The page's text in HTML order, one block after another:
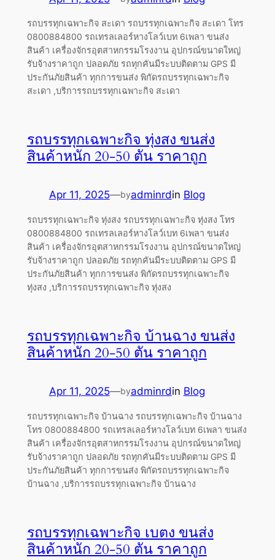
รถบรรทุกเฉพาะกิจ สะเดา รถบรรทุกเฉพาะกิจ สะเดา โทร
0800884800 รถเทรลเลอร์หางโลว์เบท 6เพลา ขนส่ง
สินค้า เครื่องจักรอุตสาหกรรมโรงงาน อุปกรณ์ขนาดใหญ่
รับจ้างราคาถูก ปลอดภัย รถทุกคันมีระบบติดตาม GPS มี
ประกันภัยสินค้า ทุกการขนส่ง พิกัดรถบรรทุกเฉพาะกิจ
สะเดา ,บริการรถบรรทุกเฉพาะกิจ สะเดา
รถบรรทุกเฉพาะกิจ ทุ่งสง ขนส่ง
สินค้าหนัก 20-50 ตัน ราคาถูก
Apr 11, 2025—byadminrdin Blog
รถบรรทุกเฉพาะกิจ ทุ่งสง รถบรรทุกเฉพาะกิจ ทุ่งสง โทร
0800884800 รถเทรลเลอร์หางโลว์เบท 6เพลา ขนส่ง
สินค้า เครื่องจักรอุตสาหกรรมโรงงาน อุปกรณ์ขนาดใหญ่
รับจ้างราคาถูก ปลอดภัย รถทุกคันมีระบบติดตาม GPS มี
ประกันภัยสินค้า ทุกการขนส่ง พิกัดรถบรรทุกเฉพาะกิจ
ทุ่งสง ,บริการรถบรรทุกเฉพาะกิจ ทุ่งสง
รถบรรทุกเฉพาะกิจ บ้านฉาง ขนส่ง
สินค้าหนัก 20-50 ตัน ราคาถูก
Apr 11, 2025—byadminrdin Blog
รถบรรทุกเฉพาะกิจ บ้านฉาง รถบรรทุกเฉพาะกิจ บ้านฉาง
โทร 0800884800 รถเทรลเลอร์หางโลว์เบท 6เพลา ขนส่ง
สินค้า เครื่องจักรอุตสาหกรรมโรงงาน อุปกรณ์ขนาดใหญ่
รับจ้างราคาถูก ปลอดภัย รถทุกคันมีระบบติดตาม GPS มี
ประกันภัยสินค้า ทุกการขนส่ง พิกัดรถบรรทุกเฉพาะกิจ
บ้านฉาง ,บริการรถบรรทุกเฉพาะกิจ บ้านฉาง
รถบรรทุกเฉพาะกิจ เบตง ขนส่ง
สินค้าหนัก 20-50 ตัน ราคาถูก